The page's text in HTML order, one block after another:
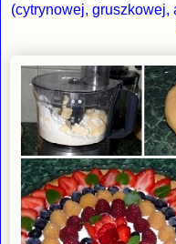
(cytrynowej,